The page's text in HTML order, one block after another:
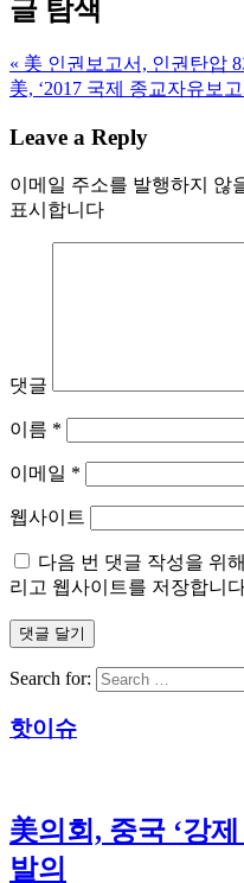
글 탐색
« 美 인권보고서, 인권탄압
美, ‘2017 국제 종교자유보
Leave a Reply
이메일 주소를 발행하지 않
표시합니다
댓글
이름 *
이메일 *
웹사이트
다음 번 댓글 작성을 위
리고 웹사이트를 저장합니
Search for:
핫이슈
美의회, 중국 ‘강
발의